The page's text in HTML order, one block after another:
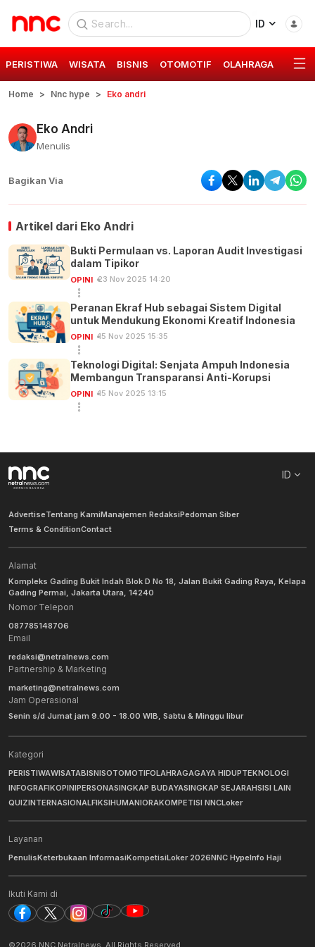
ID
PERISTIWA WISATA BISNIS OTOMOTIF OLAHRAGA GAYA
Home Nnc hype Eko andri
Eko Andri
Menulis
Bagikan Via
Artikel dari Eko Andri
Bukti Permulaan vs. Laporan Audit Investigasi
dalam Tipikor
OPINI 23 Nov 2025 14:20
Peranan Ekraf Hub sebagai Sistem Digital
untuk Mendukung Ekonomi Kreatif Indonesia
OPINI 15 Nov 2025 15:35
Teknologi Digital: Senjata Ampuh Indonesia
Membangun Transparansi Anti-Korupsi
OPINI 15 Nov 2025 13:15
ID
AdvertiseTentang KamiManajemen RedaksiPedoman Siber
Terms & ConditionContact
Alamat
Kompleks Gading Bukit Indah Blok D No 18, Jalan Bukit Gading Raya, Kelapa
Gading Permai, Jakarta Utara, 14240
Nomor Telepon
087785148706
Email
redaksi@netralnews.com
Partnership & Marketing
marketing@netralnews.com
Jam Operasional
Senin s/d Jumat jam 9.00 - 18.00 WIB, Sabtu & Minggu libur
Kategori
PERISTIWAWISATABISNISOTOMOTIFOLAHRAGAGAYA HIDUPTEKNOLOGI
INFOGRAFIKOPINIPERSONASINGKAP BUDAYASINGKAP SEJARAHSISI LAIN
QUIZINTERNASIONALFIKSIHUMANIORAKOMPETISI NNCLoker
Layanan
PenulisKeterbukaan InformasiKompetisiLoker 2026NNC HypeInfo Haji
Ikuti Kami di